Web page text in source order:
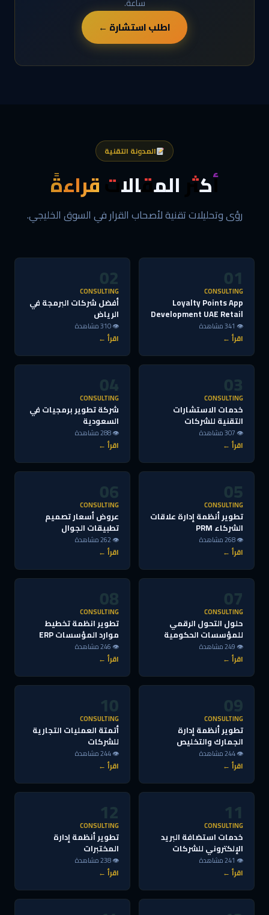
اطلب استشارة ←
المدونة التقنية
أكثر المقالات قراءةً
رؤى وتحليلات تقنية لأصحاب القرار في السوق الخليجي.
01
CONSULTING
Loyalty Points App
Development UAE Retail
👁 341 مشاهدة
اقرأ ←
02
CONSULTING
أفضل شركات البرمجة في
الرياض
👁 310 مشاهدة
اقرأ ←
03
CONSULTING
خدمات الاستشارات
التقنية للشركات
👁 307 مشاهدة
اقرأ ←
04
CONSULTING
شركة تطوير برمجيات في
السعودية
👁 288 مشاهدة
اقرأ ←
05
CONSULTING
تطوير أنظمة إدارة علاقات
الشركاء PRM
👁 268 مشاهدة
اقرأ ←
06
CONSULTING
عروض أسعار تصميم
تطبيقات الجوال
👁 262 مشاهدة
اقرأ ←
07
CONSULTING
حلول التحول الرقمي
للمؤسسات الحكومية
👁 249 مشاهدة
اقرأ ←
08
CONSULTING
تطوير انظمة تخطيط
موارد المؤسسات ERP
👁 246 مشاهدة
اقرأ ←
09
CONSULTING
تطوير أنظمة إدارة
الجمارك والتخليص
👁 244 مشاهدة
اقرأ ←
10
CONSULTING
أتمتة العمليات التجارية
للشركات
👁 244 مشاهدة
اقرأ ←
11
CONSULTING
خدمات استضافة البريد
الإلكتروني للشركات
👁 241 مشاهدة
اقرأ ←
12
CONSULTING
تطوير أنظمة إدارة
المختبرات
👁 238 مشاهدة
اقرأ ←